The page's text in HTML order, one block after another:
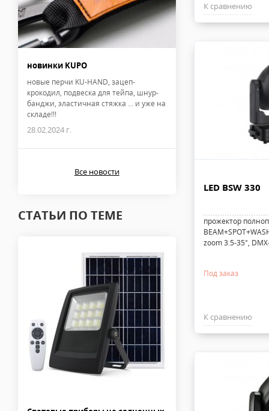
новинки KUPO
новые перчи KU-HAND, зацеп-
крокодил, подвеска для тейпа, шнур-
банджи, эластичная стяжка ... и уже на
складе!!!
28.02.2024 г.
Все новости
СТАТЬИ ПО ТЕМЕ
К сравнению
LED BSW 330
прожектор
zoom 3.5-35°,
Под заказ
К сравнению